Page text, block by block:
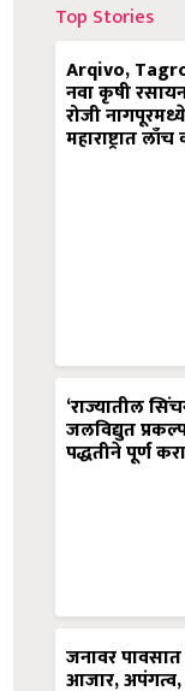
Top Stories
Arqivo,
नवा कृषी
रोजी
महाराष्ट्रात
‘राज्यातील
जलविद्युत
पद्धतीने पूर्ण
जनावर
आजार,